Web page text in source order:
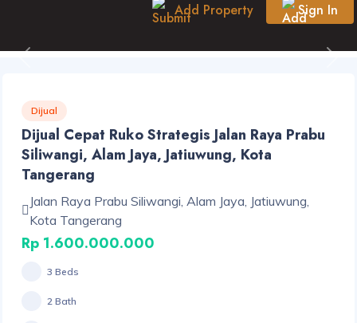
Add Property Sign In
Dijual
Dijual Cepat Ruko Strategis Jalan Raya Prabu
Siliwangi, Alam Jaya, Jatiuwung, Kota
Tangerang
Jalan Raya Prabu Siliwangi, Alam Jaya, Jatiuwung,
Kota Tangerang
Rp 1.600.000.000
3 Beds
2 Bath